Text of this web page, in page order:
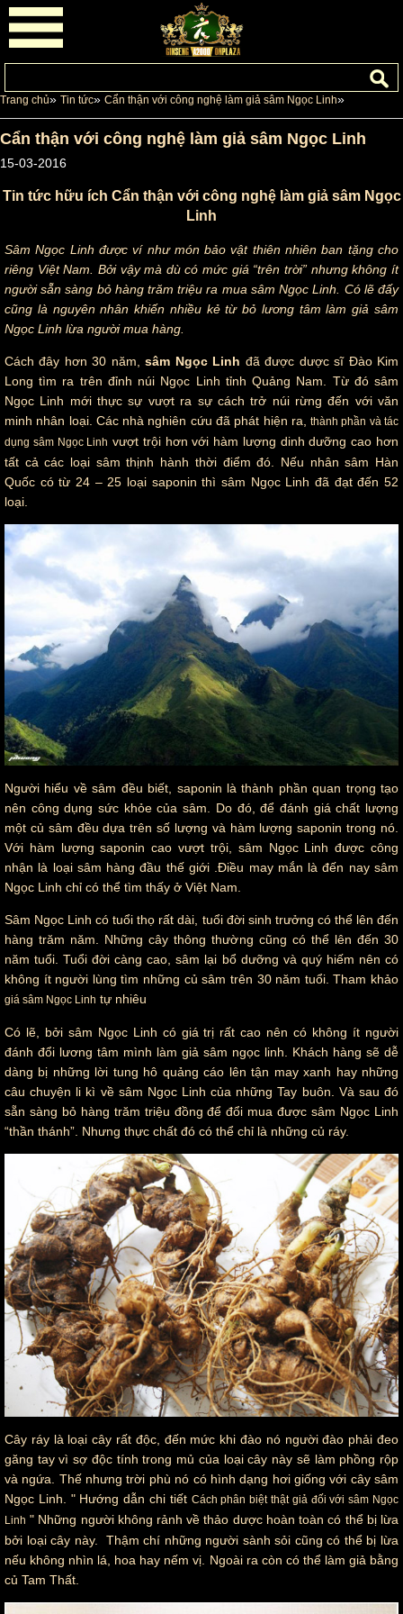
Trang chủ» Tin tức» Cẩn thận với công nghệ làm giả sâm Ngọc Linh»
Cẩn thận với công nghệ làm giả sâm Ngọc Linh
15-03-2016
Tin tức hữu ích Cẩn thận với công nghệ làm giả sâm Ngọc
Linh
Sâm Ngọc Linh được ví như món bảo vật thiên nhiên ban tặng cho
riêng Việt Nam. Bởi vậy mà dù có mức giá “trên trời” nhưng không ít
người sẵn sàng bỏ hàng trăm triệu ra mua sâm Ngọc Linh. Có lẽ đấy
cũng là nguyên nhân khiến nhiều kẻ từ bỏ lương tâm làm giả sâm
Ngọc Linh lừa người mua hàng.
Cách đây hơn 30 năm,sâm Ngọc Linh đã được dược sĩ Đào Kim
Long tìm ra trên đỉnh núi Ngọc Linh tỉnh Quảng Nam. Từ đó sâm
Ngọc Linh mới thực sự vượt ra sự cách trở núi rừng đến với văn
minh nhân loại. Các nhà nghiên cứu đã phát hiện ra,thành phần và tác
dụng sâm Ngọc Linh vượt trội hơn với hàm lượng dinh dưỡng cao hơn
tất cả các loại sâm thịnh hành thời điểm đó. Nếu nhân sâm Hàn
Quốc có từ 24 – 25 loại saponin thì sâm Ngọc Linh đã đạt đến 52
loại.
Người hiểu về sâm đều biết, saponin là thành phần quan trọng tạo
nên công dụng sức khỏe của sâm. Do đó, để đánh giá chất lượng
một củ sâm đều dựa trên số lượng và hàm lượng saponin trong nó.
Với hàm lượng saponin cao vượt trội, sâm Ngọc Linh được công
nhận là loại sâm hàng đầu thế giới .Điều may mắn là đến nay sâm
Ngọc Linh chỉ có thể tìm thấy ở Việt Nam.
Sâm Ngọc Linh có tuổi thọ rất dài, tuổi đời sinh trưởng có thể lên đến
hàng trăm năm. Những cây thông thường cũng có thể lên đến 30
năm tuổi. Tuổi đời càng cao, sâm lại bổ dưỡng và quý hiếm nên có
không ít người lùng tìm những củ sâm trên 30 năm tuổi. Tham khảo
giá sâm Ngọc Linh tự nhiêu
Có lẽ, bởi sâm Ngọc Linh có giá trị rất cao nên có không ít người
đánh đổi lương tâm mình làm giả sâm ngọc linh. Khách hàng sẽ dễ
dàng bị những lời tung hô quảng cáo lên tận may xanh hay những
câu chuyện li kì về sâm Ngọc Linh của những Tay buôn. Và sau đó
sẵn sàng bỏ hàng trăm triệu đồng để đổi mua được sâm Ngọc Linh
“thần thánh”. Nhưng thực chất đó có thể chỉ là những củ ráy.
Cây ráy là loại cây rất độc, đến mức khi đào nó người đào phải đeo
găng tay vì sợ độc tính trong mủ của loại cây này sẽ làm phồng rộp
và ngứa. Thế nhưng trời phù nó có hình dạng hơi giống với cây sâm
Ngọc Linh. " Hướng dẫn chi tiết Cách phân biệt thật giả đối với sâm Ngọc
Linh " Những người không rảnh về thảo dược hoàn toàn có thể bị lừa
bởi loại cây này. Thậm chí những người sành sỏi cũng có thể bị lừa
nếu không nhìn lá, hoa hay nếm vị. Ngoài ra còn có thể làm giả bằng
củ Tam Thất.